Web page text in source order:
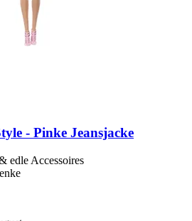
-​ Pinke Jeansjacke
edle Accessoires